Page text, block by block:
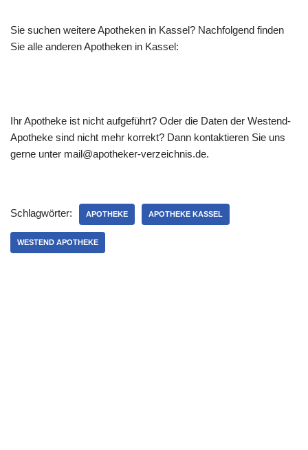
Sie suchen weitere Apotheken in Kassel? Nachfolgend finden
Sie alle anderen Apotheken in Kassel:
Ihr Apotheke ist nicht aufgeführt? Oder die Daten der Westend-
Apotheke sind nicht mehr korrekt? Dann kontaktieren Sie uns
gerne unter mail@apotheker-verzeichnis.de.
Schlagwörter: APOTHEKE APOTHEKE KASSEL
WESTEND APOTHEKE